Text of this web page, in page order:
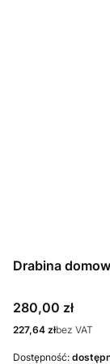
Drabina
Cena
280,00 zł
Cena
227,64 złbez VAT
Dostępność: